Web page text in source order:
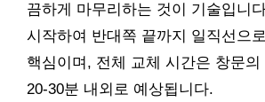
끔하게 마무리하는 것이 기술입니
시작하여 반대쪽 끝까지 일직선으
핵심이며, 전체 교체 시간은 창문
20-30분 내외로 예상됩니다.